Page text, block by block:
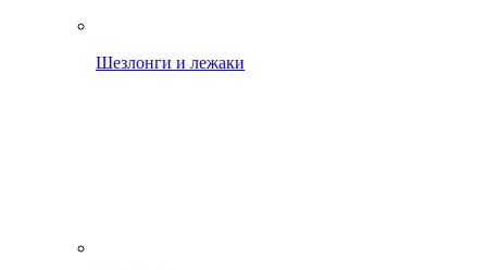
Шезлонги и лежаки